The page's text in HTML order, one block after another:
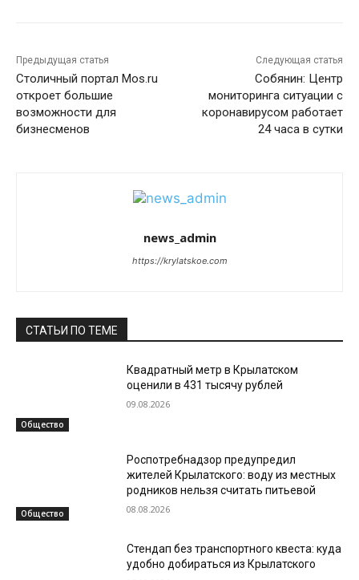
Предыдущая статья
Столичный портал Mos.ru
откроет большие
возможности для
бизнесменов
Следующая статья
Собянин: Центр
мониторинга ситуации с
коронавирусом работает
24 часа в сутки
news_admin
https://krylatskoe.com
СТАТЬИ ПО ТЕМЕ
Общество
Квадратный метр в Крылатском
оценили в 431 тысячу рублей
09.08.2026
Общество
Роспотребнадзор предупредил
жителей Крылатского: воду из местных
родников нельзя считать питьевой
08.08.2026
Стендап без транспортного квеста: куда
удобно добираться из Крылатского